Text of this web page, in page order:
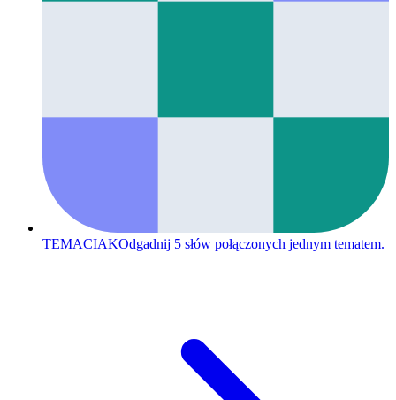
TEMACIAKOdgadnij 5 słów połączonych jednym tematem.